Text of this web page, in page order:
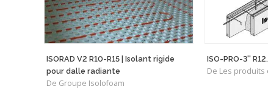
ISORAD V2 R10-R15 | Isolant rigide
pour dalle radiante
De Groupe Isolofoam
ISO-PRO-3''